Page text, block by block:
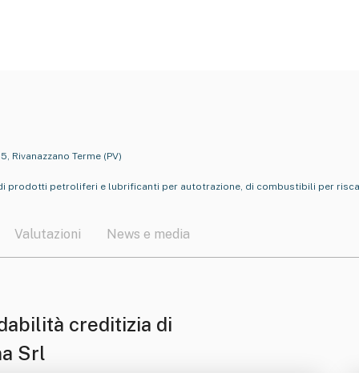
Rivanazzano Terme (PV)
prodotti petroliferi e lubrificanti per autotrazione, di combustibili per
Valutazioni News e media
creditizia di
Srl